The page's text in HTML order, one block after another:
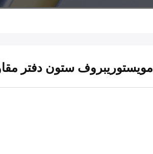
مويستوريبروف ستون دفتر